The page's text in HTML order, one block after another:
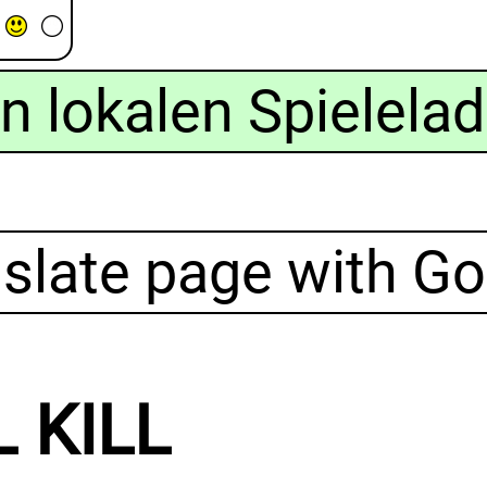
lokalen
page with
KILL